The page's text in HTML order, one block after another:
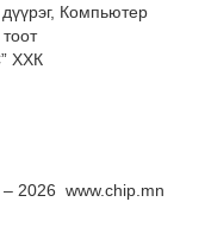
Компьютер
ХХК
2026 www.chip.mn